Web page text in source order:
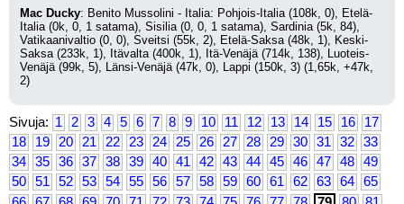
Mac Ducky: Benito Mussolini - Italia: Pohjois-Italia (108k, 0), Etelä-
Italia (0k, 0, 1 satama), Sisilia (0, 0, 1 satama), Sardinia (5k, 84),
Vatikaanivaltio (0, 0), Sveitsi (55k, 2), Etelä-Saksa (48k, 1), Keski-
Saksa (233k, 1), Itävalta (400k, 1), Itä-Venäjä (714k, 138), Luoteis-
Venäjä (99k, 5), Länsi-Venäjä (47k, 0), Lappi (150k, 3) (1,65k, +47k,
2)
Sivuja: 1 2 3 4 5 6 7 8 9 10 11 12 13 14 15 16
17
18
19 20 21 22 23 24 25 26 27 28 29 30 31 32
33
34
35 36 37 38 39 40 41 42 43 44 45 46 47 48
49
50
51 52 53 54 55 56 57 58 59 60 61 62 63 64
65